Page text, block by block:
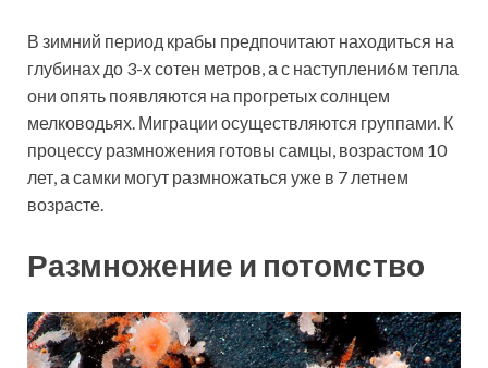
В зимний период крабы предпочитают находиться на
глубинах до 3-х сотен метров, а с наступлени6м тепла
они опять появляются на прогретых солнцем
мелководьях. Миграции осуществляются группами. К
процессу размножения готовы самцы, возрастом 10
лет, а самки могут размножаться уже в 7 летнем
возрасте.
Размножение и потомство